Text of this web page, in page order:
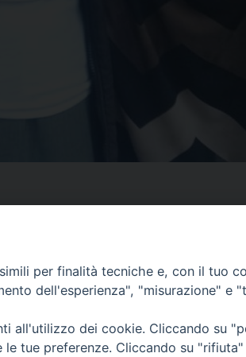
per finalità tecniche e, con il tuo
dell'esperienza", "misurazione" e
all'utilizzo dei cookie. Cliccando su
tue preferenze. Cliccando su